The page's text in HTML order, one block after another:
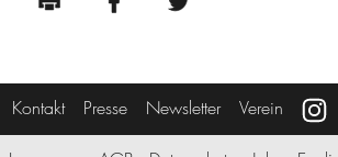
Kontakt Presse Newsletter Verein